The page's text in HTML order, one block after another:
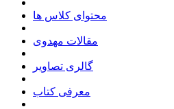
محتوای کلاس ها
مقالات مهدوی
گالری تصاویر
معرفی کتاب